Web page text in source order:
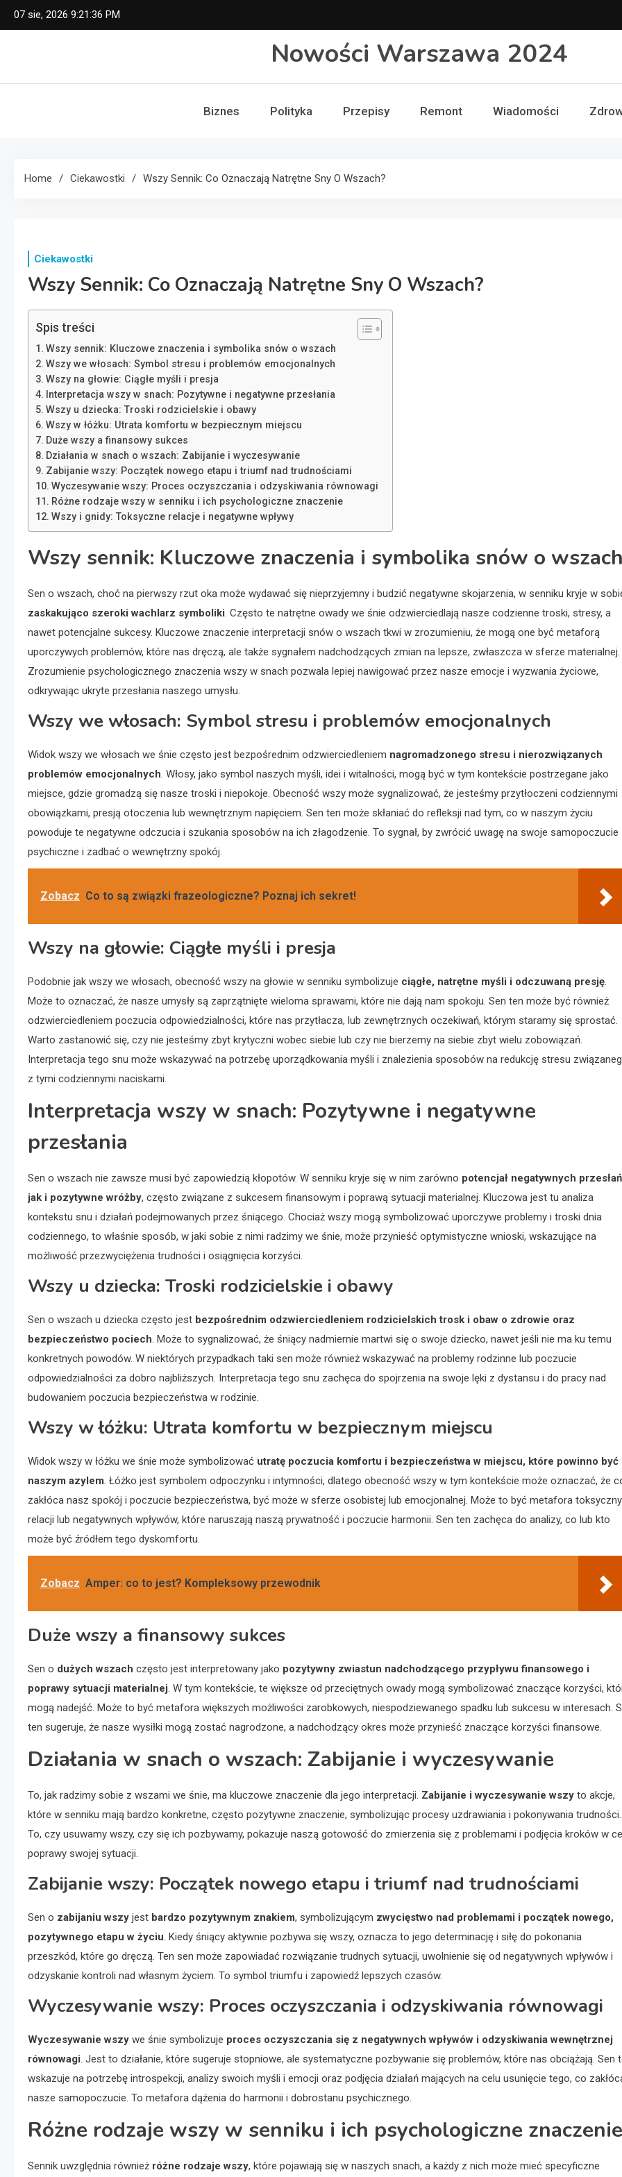
Skip
to
07 sie, 2026 9:21:36 PM
Nowości Warszawa 2024
Biznes Polityka Przepisy Remont Wiadomości
Home Ciekawostki Wszy Sennik: Co Oznaczają Natrętne Sny O Wszach?
Ciekawostki
Wszy Sennik: Co Oznaczają Natrętne Sny O Wszach?
Spis treści
Wszy sennik: Kluczowe znaczenia i symbolika snów o wszach
Wszy we włosach: Symbol stresu i problemów emocjonalnych
Wszy na głowie: Ciągłe myśli i presja
Interpretacja wszy w snach: Pozytywne i negatywne przesłania
Wszy u dziecka: Troski rodzicielskie i obawy
Wszy w łóżku: Utrata komfortu w bezpiecznym miejscu
Duże wszy a finansowy sukces
Działania w snach o wszach: Zabijanie i wyczesywanie
Zabijanie wszy: Początek nowego etapu i triumf nad trudnościami
Wyczesywanie wszy: Proces oczyszczania i odzyskiwania równowagi
Różne rodzaje wszy w senniku i ich psychologiczne znaczenie
Wszy i gnidy: Toksyczne relacje i negatywne wpływy
Wszy sennik: Kluczowe znaczenia i symbolika snów o wszach
Sen o wszach, choć na pierwszy rzut oka może wydawać się nieprzyjemny i budzić negatywne skojarzenia, w senniku kryje w
zaskakująco szeroki wachlarz symboliki. Często te natrętne owady we śnie odzwierciedlają nasze codzienne troski, stresy, a
nawet potencjalne sukcesy. Kluczowe znaczenie interpretacji snów o wszach tkwi w zrozumieniu, że mogą one być metaforą
uporczywych problemów, które nas dręczą, ale także sygnałem nadchodzących zmian na lepsze, zwłaszcza w sferze materialnej.
Zrozumienie psychologicznego znaczenia wszy w snach pozwala lepiej nawigować przez nasze emocje i wyzwania życiowe,
odkrywając ukryte przesłania naszego umysłu.
Wszy we włosach: Symbol stresu i problemów emocjonalnych
Widok wszy we włosach we śnie często jest bezpośrednim odzwierciedleniem nagromadzonego stresu i nierozwiązanych
problemów emocjonalnych. Włosy, jako symbol naszych myśli, idei i witalności, mogą być w tym kontekście postrzegane jako
miejsce, gdzie gromadzą się nasze troski i niepokoje. Obecność wszy może sygnalizować, że jesteśmy przytłoczeni codziennymi
obowiązkami, presją otoczenia lub wewnętrznym napięciem. Sen ten może skłaniać do refleksji nad tym, co w naszym życiu
powoduje te negatywne odczucia i szukania sposobów na ich złagodzenie. To sygnał, by zwrócić uwagę na swoje samopoczucie
psychiczne i zadbać o wewnętrzny spokój.
Zobacz Co to są związki frazeologiczne? Poznaj ich sekret!
Wszy na głowie: Ciągłe myśli i presja
Podobnie jak wszy we włosach, obecność wszy na głowie w senniku symbolizuje ciągłe, natrętne myśli i odczuwaną presję.
Może to oznaczać, że nasze umysły są zaprzątnięte wieloma sprawami, które nie dają nam spokoju. Sen ten może być również
odzwierciedleniem poczucia odpowiedzialności, które nas przytłacza, lub zewnętrznych oczekiwań, którym staramy się sprostać.
Warto zastanowić się, czy nie jesteśmy zbyt krytyczni wobec siebie lub czy nie bierzemy na siebie zbyt wielu zobowiązań.
Interpretacja tego snu może wskazywać na potrzebę uporządkowania myśli i znalezienia sposobów na redukcję stresu
z tymi codziennymi naciskami.
Interpretacja wszy w snach: Pozytywne i negatywne
przesłania
Sen o wszach nie zawsze musi być zapowiedzią kłopotów. W senniku kryje się w nim zarówno potencjał negatywnych
jak i pozytywne wróżby, często związane z sukcesem finansowym i poprawą sytuacji materialnej. Kluczowa jest tu analiza
kontekstu snu i działań podejmowanych przez śniącego. Chociaż wszy mogą symbolizować uporczywe problemy i troski dnia
codziennego, to właśnie sposób, w jaki sobie z nimi radzimy we śnie, może przynieść optymistyczne wnioski, wskazujące na
możliwość przezwyciężenia trudności i osiągnięcia korzyści.
Wszy u dziecka: Troski rodzicielskie i obawy
Sen o wszach u dziecka często jest bezpośrednim odzwierciedleniem rodzicielskich trosk i obaw o zdrowie oraz
bezpieczeństwo pociech. Może to sygnalizować, że śniący nadmiernie martwi się o swoje dziecko, nawet jeśli nie ma ku temu
konkretnych powodów. W niektórych przypadkach taki sen może również wskazywać na problemy rodzinne lub poczucie
odpowiedzialności za dobro najbliższych. Interpretacja tego snu zachęca do spojrzenia na swoje lęki z dystansu i do pracy nad
budowaniem poczucia bezpieczeństwa w rodzinie.
Wszy w łóżku: Utrata komfortu w bezpiecznym miejscu
Widok wszy w łóżku we śnie może symbolizować utratę poczucia komfortu i bezpieczeństwa w miejscu, które powinno być
naszym azylem. Łóżko jest symbolem odpoczynku i intymności, dlatego obecność wszy w tym kontekście może oznaczać, że
zakłóca nasz spokój i poczucie bezpieczeństwa, być może w sferze osobistej lub emocjonalnej. Może to być metafora
relacji lub negatywnych wpływów, które naruszają naszą prywatność i poczucie harmonii. Sen ten zachęca do analizy, co lub kto
może być źródłem tego dyskomfortu.
Zobacz Amper: co to jest? Kompleksowy przewodnik
Duże wszy a finansowy sukces
Sen o dużych wszach często jest interpretowany jako pozytywny zwiastun nadchodzącego przypływu finansowego i
poprawy sytuacji materialnej. W tym kontekście, te większe od przeciętnych owady mogą symbolizować znaczące korzyści,
mogą nadejść. Może to być metafora większych możliwości zarobkowych, niespodziewanego spadku lub sukcesu w interesach.
ten sugeruje, że nasze wysiłki mogą zostać nagrodzone, a nadchodzący okres może przynieść znaczące korzyści finansowe.
Działania w snach o wszach: Zabijanie i wyczesywanie
To, jak radzimy sobie z wszami we śnie, ma kluczowe znaczenie dla jego interpretacji. Zabijanie i wyczesywanie wszy to akcje,
które w senniku mają bardzo konkretne, często pozytywne znaczenie, symbolizując procesy uzdrawiania i pokonywania trudności.
To, czy usuwamy wszy, czy się ich pozbywamy, pokazuje naszą gotowość do zmierzenia się z problemami i podjęcia kroków w
poprawy swojej sytuacji.
Zabijanie wszy: Początek nowego etapu i triumf nad trudnościami
Sen o zabijaniu wszy jest bardzo pozytywnym znakiem, symbolizującym zwycięstwo nad problemami i początek nowego,
pozytywnego etapu w życiu. Kiedy śniący aktywnie pozbywa się wszy, oznacza to jego determinację i siłę do pokonania
przeszkód, które go dręczą. Ten sen może zapowiadać rozwiązanie trudnych sytuacji, uwolnienie się od negatywnych wpływów i
odzyskanie kontroli nad własnym życiem. To symbol triumfu i zapowiedź lepszych czasów.
Wyczesywanie wszy: Proces oczyszczania i odzyskiwania równowagi
Wyczesywanie wszy we śnie symbolizuje proces oczyszczania się z negatywnych wpływów i odzyskiwania wewnętrznej
równowagi. Jest to działanie, które sugeruje stopniowe, ale systematyczne pozbywanie się problemów, które nas obciążają. Sen
wskazuje na potrzebę introspekcji, analizy swoich myśli i emocji oraz podjęcia działań mających na celu usunięcie tego, co
nasze samopoczucie. To metafora dążenia do harmonii i dobrostanu psychicznego.
Różne rodzaje wszy w senniku i ich psychologiczne znaczenie
Sennik uwzględnia również różne rodzaje wszy, które pojawiają się w naszych snach, a każdy z nich może mieć specyficzne